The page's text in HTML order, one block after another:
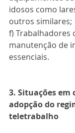
idosos como
outros similares;
f) Trabalhadores
manutenção de
essenciais.
3. Situações em
adopção do
teletrabalho